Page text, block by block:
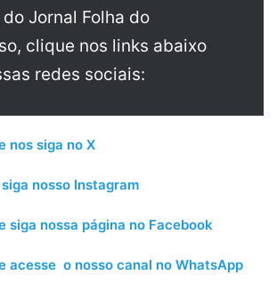
do Jornal Folha do
clique nos links abaixo
redes sociais:
nos siga no X
nosso Instagram
siga nossa página no Facebook
acesse o nosso canal no WhatsApp